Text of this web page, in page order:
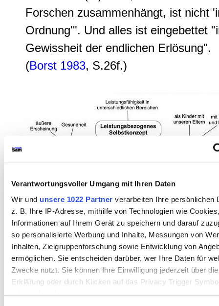
Verantwortungsvoller Umgang mit Ihren Daten
Wir und unsere 1022 Partner verarbeiten Ihre persönlichen
z. B. Ihre IP-Adresse, mithilfe von Technologien wie
Informationen auf Ihrem Gerät zu speichern und darauf
so personalisierte Werbung und Inhalte, Messungen von
Inhalten, Zielgruppenforschung sowie Entwicklung von
ermöglichen. Sie entscheiden darüber, wer Ihre Daten für
Zwecke nutzt. Sie können Ihre Einwilligung jederzeit über
Erklärung oder durch Klicken auf das Privacy Trigger
Forschen zusammenhängt, ist nicht
Ordnung'". Und alles ist eingebettet
Gewissheit der endlichen Erlösung".
(Borst 1983, S.26f.)
Für größere (740px)und große Ansicht (1200px) bitte an*klicken*tippen"